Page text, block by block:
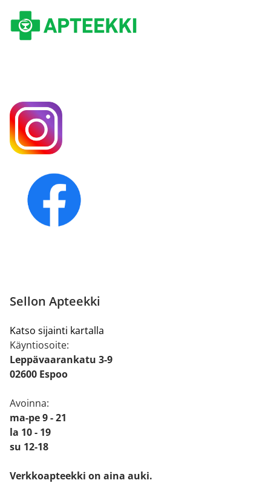
Sellon Apteekki
Katso sijainti kartalla
Käyntiosoite:
Leppävaarankatu 3-9
02600 Espoo
Avoinna:
ma-pe 9 - 21
la 10 - 19
su 12-18
Verkkoapteekki on aina auki.